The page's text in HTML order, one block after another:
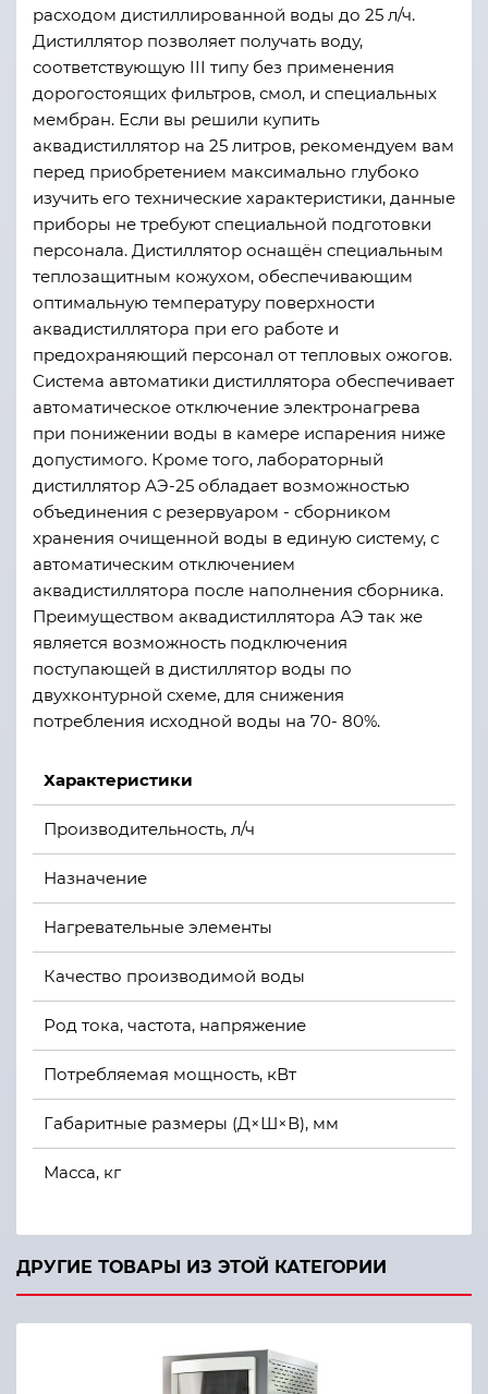
расходом дистиллированной воды до 25 л/ч.
Дистиллятор позволяет получать воду,
соответствующую III типу без применения
дорогостоящих фильтров, смол, и специальных
мембран. Если вы решили купить
аквадистиллятор на 25 литров, рекомендуем вам
перед приобретением максимально глубоко
изучить его технические характеристики, данные
приборы не требуют специальной подготовки
персонала. Дистиллятор оснащён специальным
теплозащитным кожухом, обеспечивающим
оптимальную температуру поверхности
аквадистиллятора при его работе и
предохраняющий персонал от тепловых ожогов.
Система автоматики дистиллятора обеспечивает
автоматическое отключение электронагрева
при понижении воды в камере испарения ниже
допустимого. Кроме того, лабораторный
дистиллятор АЭ-25 обладает возможностью
объединения с резервуаром - сборником
хранения очищенной воды в единую систему, с
автоматическим отключением
аквадистиллятора после наполнения сборника.
Преимуществом аквадистиллятора АЭ так же
является возможность подключения
поступающей в дистиллятор воды по
двухконтурной схеме, для снижения
потребления исходной воды на 70- 80%.
Характеристики
Производительность, л/ч
Назначение
Нагревательные элементы
Качество производимой воды
Род тока, частота, напряжение
Потребляемая мощность, кВт
Габаритные размеры (Д×Ш×В), мм
Масса, кг
Электропроводность производимой воды, мкСм/
Температура производимой воды, °С
Расход исходной воды, л/ч (при t воды 10 °С)
ДРУГИЕ ТОВАРЫ ИЗ ЭТОЙ КАТЕГОРИИ